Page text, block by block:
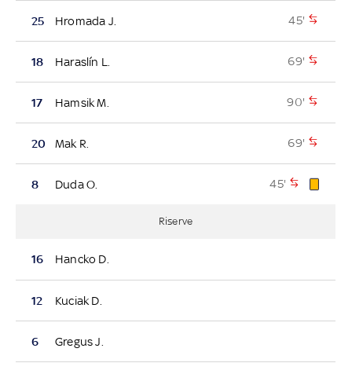
25 Hromada J. 45'
18 Haraslín L. 69'
17 Hamsik M. 90'
20 Mak R. 69'
8 Duda O. 45'
Riserve
16 Hancko D.
12 Kuciak D.
6 Gregus J.